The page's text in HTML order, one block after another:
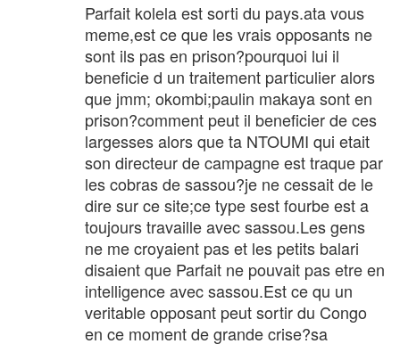
Parfait kolela est sorti du pays.ata vous
meme,est ce que les vrais opposants ne
sont ils pas en prison?pourquoi lui il
beneficie d un traitement particulier alors
que jmm; okombi;paulin makaya sont en
prison?comment peut il beneficier de ces
largesses alors que ta NTOUMI qui etait
son directeur de campagne est traque par
les cobras de sassou?je ne cessait de le
dire sur ce site;ce type sest fourbe est a
toujours travaille avec sassou.Les gens
ne me croyaient pas et les petits balari
disaient que Parfait ne pouvait pas etre en
intelligence avec sassou.Est ce qu un
veritable opposant peut sortir du Congo
en ce moment de grande crise?sa